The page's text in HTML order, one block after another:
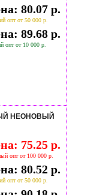
80.07 р.
опт от 50 000 р.
89.68 р.
опт от 10 000 р.
НЕОНОВЫЙ
75.25 р.
опт от 100 000 р.
80.52 р.
опт от 50 000 р.